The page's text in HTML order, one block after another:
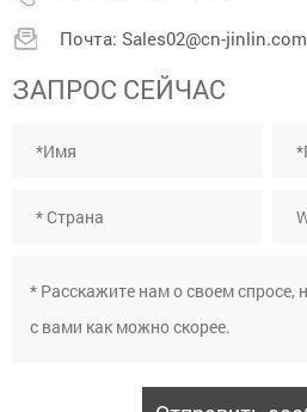
Почта: Sales02@cn-jinlin.com
ЗАПРОС СЕЙЧАС